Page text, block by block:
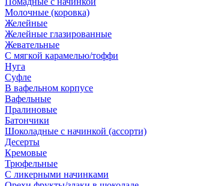
Молочные (коровка)
Желейные
Желейные глазированные
Жевательные
С мягкой карамелью/тоффи
Нуга
Суфле
В вафельном корпусе
Вафельные
Пралиновые
Батончики
Шоколадные с начинкой (ассорти)
Десерты
Кремовые
Трюфельные
С ликерными начинками